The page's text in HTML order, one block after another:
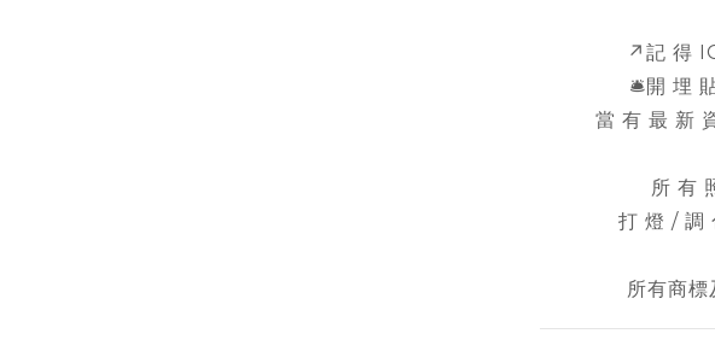
↗️記 得
🛎️開 埋
當 有 最 新
所 有
打 燈 / 調
所有商標